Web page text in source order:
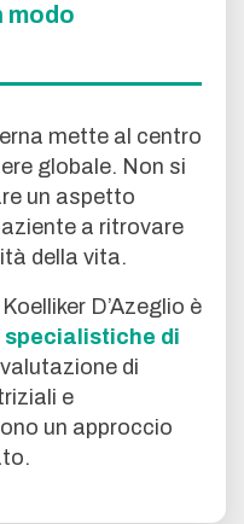
modo
mette al centro
globale. Non si
un aspetto
a ritrovare
della vita.
D’Azeglio è
specialistiche di
di
e
un approccio